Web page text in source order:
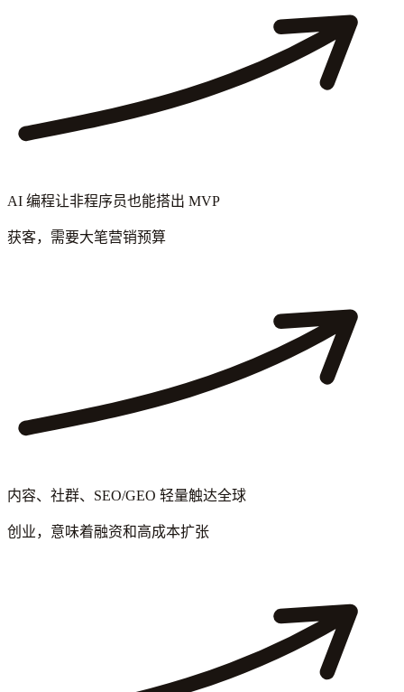
AI 编程让非程序员也能搭出 MVP
获客，需要大笔营销预算
内容、社群、SEO/GEO 轻量触达全球
创业，意味着融资和高成本扩张